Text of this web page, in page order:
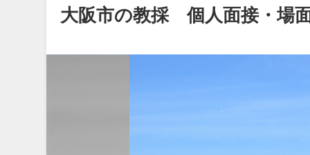
大阪市の教採 個人面接・場